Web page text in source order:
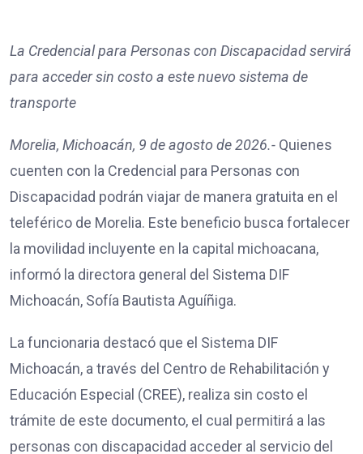
La Credencial para Personas con Discapacidad servirá
para acceder sin costo a este nuevo sistema de
transporte
Morelia, Michoacán, 9 de agosto de 2026.- Quienes
cuenten con la Credencial para Personas con
Discapacidad podrán viajar de manera gratuita en el
teleférico de Morelia. Este beneficio busca fortalecer
la movilidad incluyente en la capital michoacana,
informó la directora general del Sistema DIF
Michoacán, Sofía Bautista Aguíñiga.
La funcionaria destacó que el Sistema DIF
Michoacán, a través del Centro de Rehabilitación y
Educación Especial (CREE), realiza sin costo el
trámite de este documento, el cual permitirá a las
personas con discapacidad acceder al servicio del